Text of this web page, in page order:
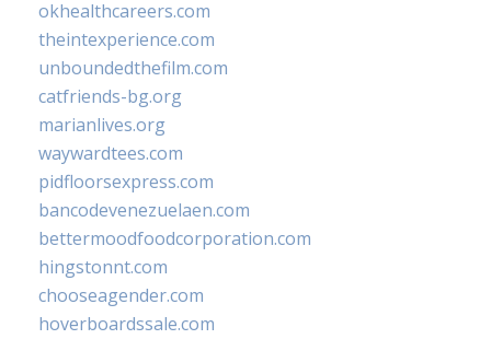
okhealthcareers.com
theintexperience.com
unboundedthefilm.com
catfriends-bg.org
marianlives.org
waywardtees.com
pidfloorsexpress.com
bancodevenezuelaen.com
bettermoodfoodcorporation.com
hingstonnt.com
chooseagender.com
hoverboardssale.com